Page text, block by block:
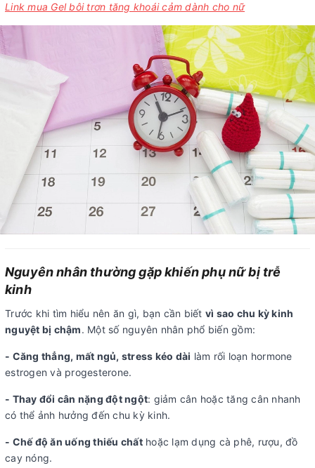
Link mua Gel bôi trơn tăng khoái cảm dành cho nữ
Nguyên nhân thường gặp khiến phụ nữ bị trễ
kinh
Trước khi tìm hiểu nên ăn gì, bạn cần biết vì sao chu kỳ kinh
nguyệt bị chậm. Một số nguyên nhân phổ biến gồm:
- Căng thẳng, mất ngủ, stress kéo dài làm rối loạn hormone
estrogen và progesterone.
- Thay đổi cân nặng đột ngột: giảm cân hoặc tăng cân nhanh
có thể ảnh hưởng đến chu kỳ kinh.
- Chế độ ăn uống thiếu chấthoặc lạm dụng cà phê, rượu, đồ
cay nóng.